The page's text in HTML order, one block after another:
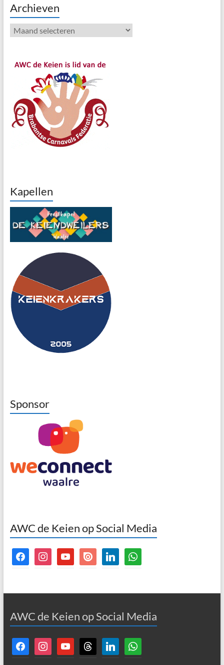
Archieven
Archieven
Kapellen
Sponsor
AWC de Keien op Social Media
facebookinstagramyoutubeissuu linkedinwhatsapp
AWC de Keien op Social Media
facebookinstagramyoutube threads linkedin whatsapp